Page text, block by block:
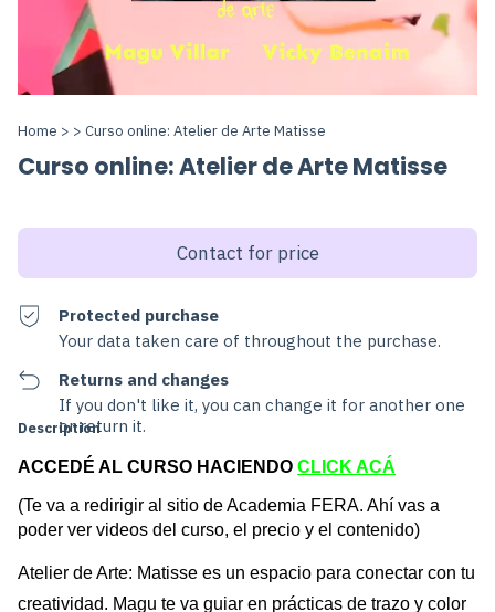
Home > > Curso online: Atelier de Arte Matisse
Curso online: Atelier de Arte Matisse
Protected purchase
Your data taken care of throughout the purchase.
Returns and changes
If you don't like it, you can change it for another one
or return it.
Description
ACCEDÉ AL CURSO HACIENDO CLICK ACÁ
(Te va a redirigir al sitio de Academia FERA. Ahí vas a
poder ver videos del curso, el precio y el contenido)
Atelier de Arte: Matisse es un espacio para conectar con tu
creatividad. Magu te va guiar en prácticas de trazo y color